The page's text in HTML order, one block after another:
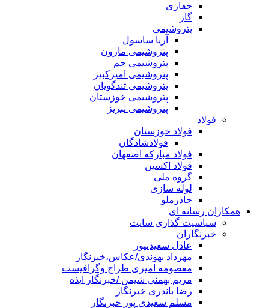
حفاری
گاز
پتروشیمی
آریا ساسول
پتروشیمی مارون
پتروشیمی جم
پتروشیمی امیرکبیر
پتروشیمی تندگویان
پتروشیمی خوزستان
پتروشیمی تبریز
فولاد
فولاد خوزستان
فولادشادگان
فولاد مبارکه اصفهان
فولاد اکسین
گروه ملی
لوله سازی
چادرملو
همکاران رسانه ای
سیاسیت گذاری سایت
خبرنگاران
عادل سعیدیپور
مهرداد بهوندی/عکاس،خبرنگار
معصومه امیری طراح وگرافیست
مریم بهمنی شیمن /خبرنگار ایذه
رضا باندری خبرنگار
مسلم سعیدی پور خبرنگار